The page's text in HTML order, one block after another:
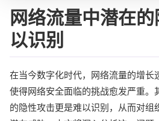
网络流量中潜在
以识别
在当今数字化时代，网络流量的增长
使得网络安全面临的挑战愈发严重。
的隐性攻击更是难以识别，从而对组